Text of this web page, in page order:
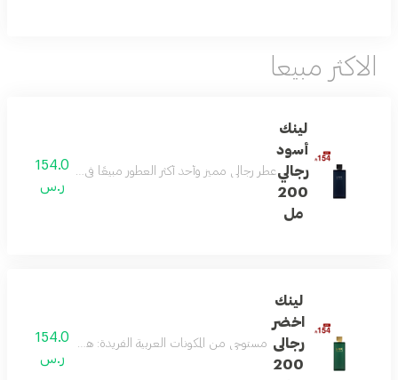
الاكثر مبيعا
لينك
أسود
رجالي
200
مل
عطر رجالي مميز وأحد أكثر العطور مبيعًا في السعودية، يمزج
154.0
ر.س
لينك
اخضر
رجالى
200
مستوحى من المكونات العربية الفريدة: هذا العطر يمزج
154.0
ر.س